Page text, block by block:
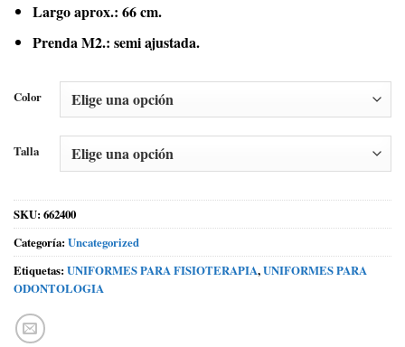
Largo aprox.: 66 cm.
Prenda M2.: semi ajustada.
Color
Talla
SKU: 662400
Categoría: Uncategorized
Etiquetas: UNIFORMES PARA FISIOTERAPIA,UNIFORMES PARA
ODONTOLOGIA